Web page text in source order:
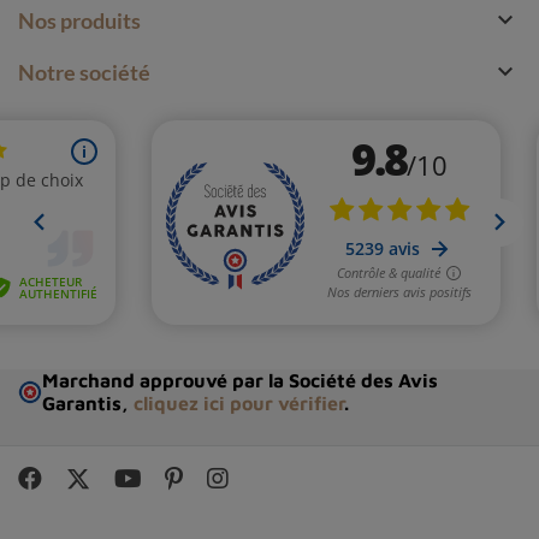
pierre apportantprotection et chance à son porteur.
Voici quelques-uns des principaux bienfaits attribués à
Protection contre les énergies négatives
Nos produits 
Notre société 
Marchand approuvé par la Société des Avis
Garantis, cliquez ici pour vérifier.